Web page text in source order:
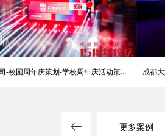
-校园周年庆策划-学校周年庆活动策划 成都
更多案例